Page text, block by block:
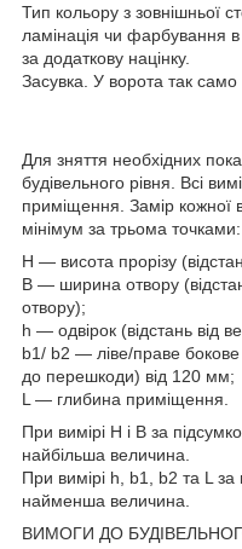
Тип кольору з зовнішньої
ламінація чи фарбування
за додаткову націнку.
Засувка. У ворота так само
Для зняття необхідних
будівельного рівня. Всі
приміщення. Замір кожної
мінімум за трьома точками:
H — висота прорізу
B — ширина отвору
отвору);
h — одвірок (відстань від
b1/ b2 — ліве/праве бокове
до перешкоди) від 120 мм;
L — глибина приміщення.
При вимірі Н і В за
найбільша величина.
При вимірі h, b1, b2 та L
найменша величина.
ВИМОГИ ДО